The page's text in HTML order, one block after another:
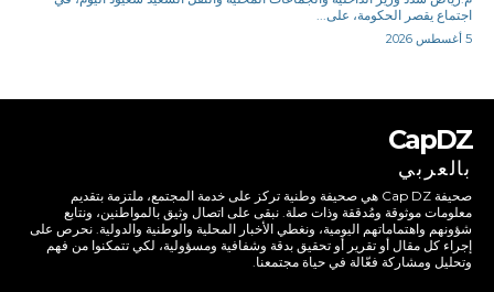
اجتماع يقصر الحكومة، على...
5 أغسطس 2026
CapDZ
بالعربي
صحيفة Cap DZ هي صحيفة وطنية تركز على خدمة المجتمع، ملتزمة بتقديم
معلومات موثوقة ومُدققة وذات صلة. نبقى على اتصال وثيق بالمواطنين، ونتابع
شؤونهم واهتماماتهم اليومية، ونغطي الأخبار المحلية والوطنية والدولية. نحرص على
إجراء كل مقال أو تقرير أو تحقيق بدقة وشفافية ومسؤولية، لكي تتمكنوا من فهم
وتحليل ومشاركة فعّالة في حياة مجتمعنا.